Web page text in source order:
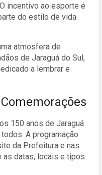
incentivo ao esporte é
do estilo de vida
atmosfera de
de Jaraguá do Sul,
a lembrar e
150 anos de Jaraguá
A programação
da Prefeitura e nas
datas, locais e tipos